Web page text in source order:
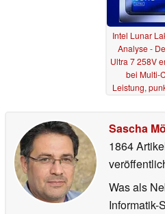
Intel Lunar
Analyse -
Ultra 7 258V
bei Multi-
Leistung,
Sascha
1864
Was als
Informatik-